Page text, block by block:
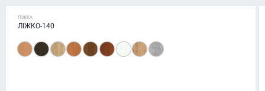
ЛІЖКА
ЛІЖКО-140